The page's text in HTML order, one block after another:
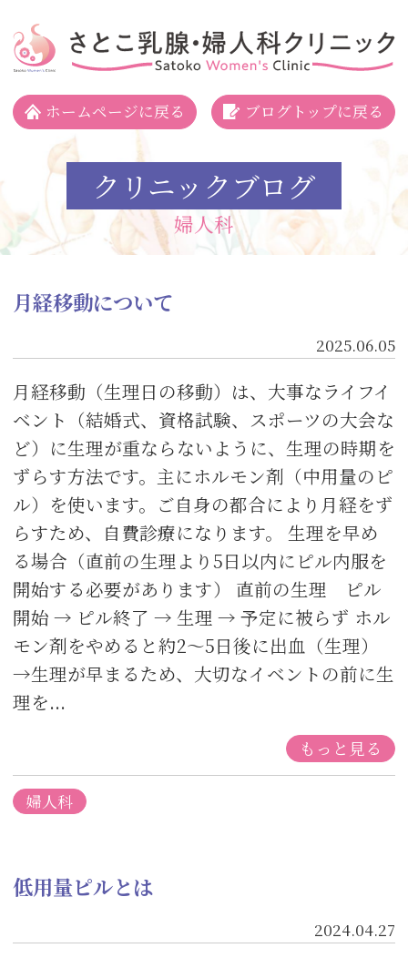
さとこ乳腺・婦人科クリニック
ホームページに戻る ブログトップに戻る
クリニックブログ
婦人科
月経移動について
2025.06.05
月経移動（生理日の移動）は、大事なライフイ
ベント（結婚式、資格試験、スポーツの大会な
ど）に生理が重ならないように、生理の時期を
ずらす方法です。主にホルモン剤（中用量のピ
ル）を使います。ご自身の都合により月経をず
らすため、自費診療になります。 生理を早め
る場合（直前の生理より5日以内にピル内服を
開始する必要があります） 直前の生理 ピル
開始 → ピル終了 → 生理 → 予定に被らず ホル
モン剤をやめると約2〜5日後に出血（生理）
→生理が早まるため、大切なイベントの前に生
理を...
もっと見る
婦人科
低用量ピルとは
2024.04.27